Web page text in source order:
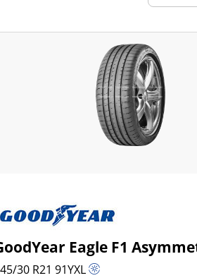
Eagle F1
30 R2191YXL